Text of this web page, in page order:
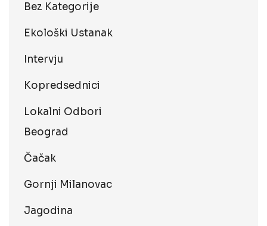
Bez Kategorije
Ekološki Ustanak
Intervju
Kopredsednici
Lokalni Odbori
Beograd
Čačak
Gornji Milanovac
Jagodina